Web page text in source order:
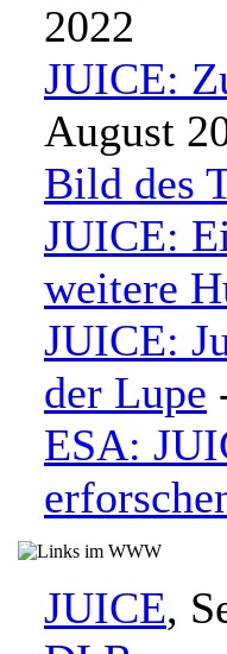
2022
JUICE:
August
Bild des
JUICE:
weitere
JUICE:
der Lupe
ESA:
JUICE,